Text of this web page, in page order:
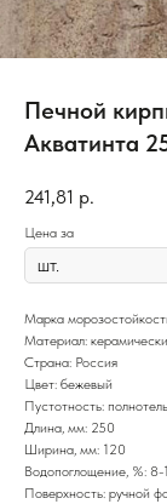
Печной
Акватинта
241,81 р.
Цена за
Марка
Материал:
Страна: Россия
Цвет: бежевый
Пустотность:
Длина, мм: 250
Ширина, мм: 120
Водопоглощение, %: 8-
Поверхность: ручной